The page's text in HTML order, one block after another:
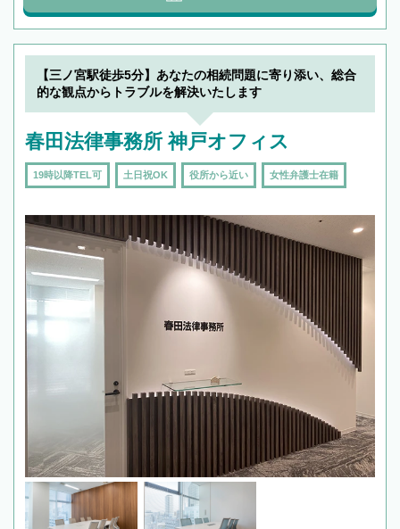
【三ノ宮駅徒歩5分】あなたの相続問題に寄り添い、総合
的な観点からトラブルを解決いたします
春田法律事務所 神戸オフィス
19時以降TEL可 土日祝OK 役所から近い 女性弁護士在籍